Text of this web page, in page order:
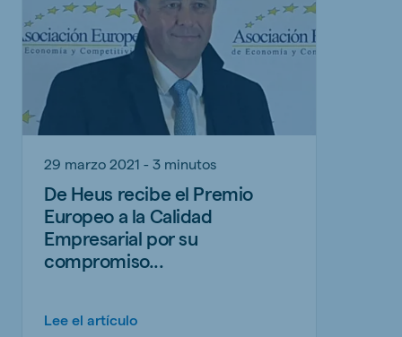
29 marzo 2021 - 3 minutos
De Heus recibe el Premio
Europeo a la Calidad
Empresarial por su
compromiso...
Lee el artículo